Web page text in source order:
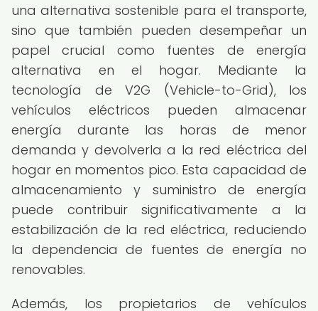
una alternativa sostenible para el transporte,
sino que también pueden desempeñar un
papel crucial como fuentes de energía
alternativa en el hogar. Mediante la
tecnología de V2G (Vehicle-to-Grid), los
vehículos eléctricos pueden almacenar
energía durante las horas de menor
demanda y devolverla a la red eléctrica del
hogar en momentos pico. Esta capacidad de
almacenamiento y suministro de energía
puede contribuir significativamente a la
estabilización de la red eléctrica, reduciendo
la dependencia de fuentes de energía no
renovables.
Además, los propietarios de vehículos